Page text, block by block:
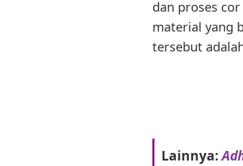
dan proses
material yang
tersebut
Lainnya: